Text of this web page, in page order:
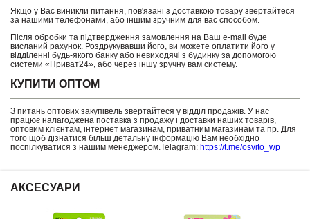
Якщо у Вас виникли питання, пов'язані з доставкою товару звертайтеся
за нашими телефонами, або іншим зручним для вас способом.
Після обробки та підтвердження замовлення на Ваш e-mail буде
висланий рахунок. Роздрукувавши його, ви можете оплатити його у
відділенні будь-якого банку або невиходячі з будинку за допомогою
системи «Приват24», або через іншу зручну вам систему.
КУПИТИ ОПТОМ
З питань оптових закупівель звертайтеся у відділ продажів. У нас
працює налагоджена поставка з продажу і доставки наших товарів,
оптовим клієнтам, інтернет магазинам, приватним магазинам та пр. Для
того щоб дізнатися більш детальну інформацію Вам необхідно
поспілкуватися з нашим менеджером.Telagram: https://t.me/osvito_wp
АКСЕСУАРИ